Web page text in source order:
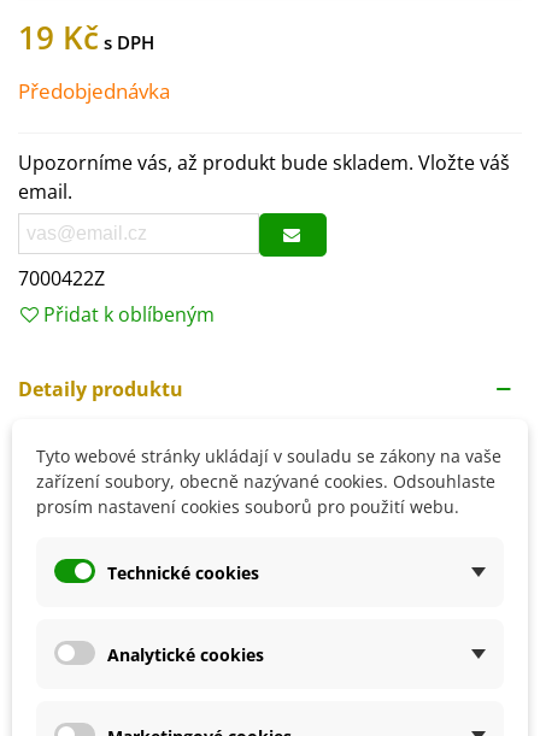
19 Kč
Předobjednávka
Upozorníme vás, až produkt bude skladem. Vložte váš
email.
7000422Z
Přidat k oblíbeným
Detaily produktu
SOUVISEJÍCÍ PRODUKTY
Tyto webové stránky ukládají v souladu se zákony na vaše
zařízení soubory, obecně nazývané cookies. Odsouhlaste
prosím nastavení cookies souborů pro použití webu.
Technické cookies
Analytické cookies